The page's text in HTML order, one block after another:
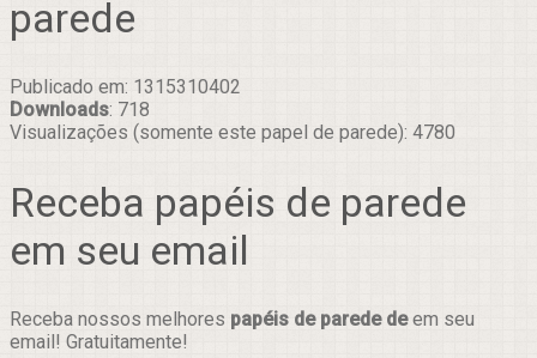
parede
Publicado em: 1315310402
Downloads: 718
Visualizações (somente este papel de parede): 4780
Receba papéis de parede
em seu email
Receba nossos melhores papéis de parede deem seu
email! Gratuitamente!